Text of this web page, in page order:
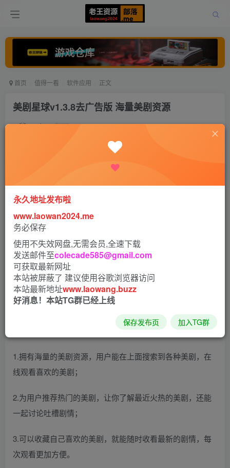
首页 值得一看 软件应用 正文
美剧星球v1.3.8去广告版 海量美剧资源
老王 打赏
美剧星球去广告版是一款专业的美剧追剧软件，软件中热
门、经典美剧全部都一网打尽，都是超清的视频，还有许多
国外娱乐节目，以及最实时的更新速度。专注打造一个好用
的美剧追剧小助手！让爱美剧的朋友们能开心的收藏，畅快
的吐槽！
可能会闪退，用不了
1.拥有海量的美剧资源，用户能在上面搜索到各种美剧，在
线观看喜欢的美剧；
2.为用户推荐热门的美剧，让你了解最近火热的美剧，还能
一起讨论吐槽剧情；
3.可以收藏自己喜欢的美剧，就能随时收看最新的剧情，每
次观看更加方便。
永久地址发布啦
www.laowan2024.me
务必保存
使用不失效网盘,无需会员,全速下载
发送邮件至colecade585@gmail.com
可获取最新网址
本站被屏蔽了 建议使用谷歌浏览器访问
本站最新地址www.laowang.buzz
好消息！本站TG群已经上线
保存发布页 加入TG群